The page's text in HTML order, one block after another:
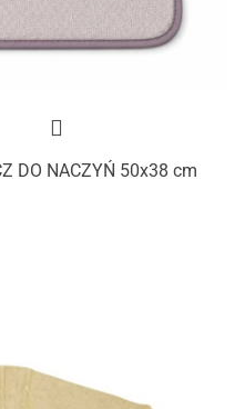
DO NACZYŃ 50x38 cm